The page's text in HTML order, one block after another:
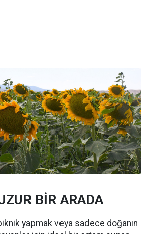
BİR ARADA
yapmak veya sadece doğanın